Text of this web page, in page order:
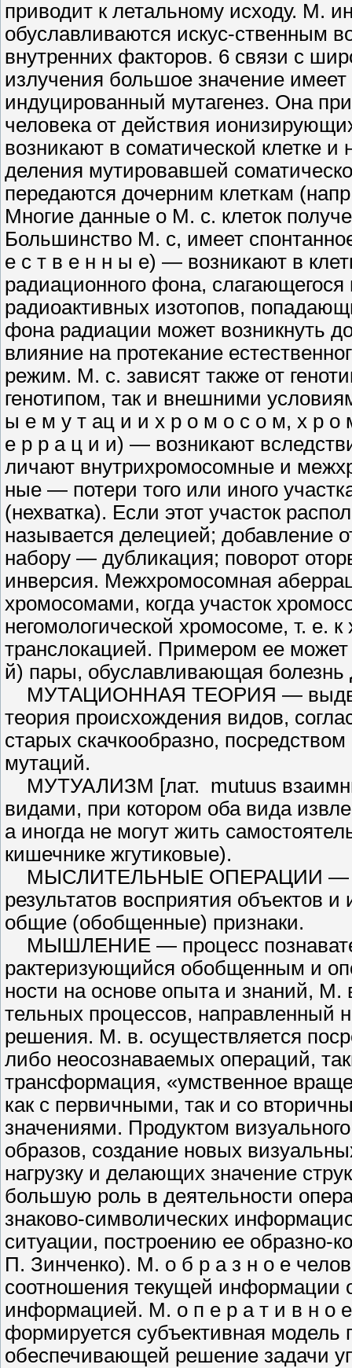
приво­дит к летальному исходу. М.
обуславливаются искус-ственным
внутренних факторов. 6 связи с
излучения большое зна­чение
индуцированный мутаге­нез. Она
человека от действия
возникают в соматической клетке
деления мутировавшей
передаются дочерним клет­кам
Многие данные о М. с. кле­ток
Большинство М. с, имеет
е с т в е н н ы е) — возникают в
радиационного фона,
радиоактивных изотопов,
фона радиации может возни­кнуть
влияние на протекание
режим. М. с. зависят также от
генотипом, так и внешними
ы е м у т а­ц и и х р о м о с о м, х р
е р ­р а ц и и) — возникают
личают внутрихромосомные и
ные — потери того или иного
(нехватка). Если этот участок
называется делецией; добавле­ние
набору — дубликация; пово­рот
инверсия. Межхромосомная
хромосомами, когда участок
негомологической хромосоме, т. е.
транслокацией. Примером ее
й) пары, обуславливающая болезнь
МУТАЦИОННАЯ ТЕОРИЯ —
теория происхождения видов,
старых скачкообразно,
мутаций.
МУТУАЛИЗМ [лат. mutuus
видами, при котором оба вида
а иногда не могут жить
кишечнике жгути­ковые).
МЫСЛИТЕЛЬНЫЕ ОПЕРА­ЦИИ —
результатов восприятия объек­тов
общие (обобщенные) при­знаки.
МЫШЛЕНИЕ — процесс
рактеризующийся обобщенным и
ности на основе опыта и знаний,
тельных процессов, направленный
решения. М. в. осуществляется
либо неосознаваемых операций,
трансформация, «умственное
как с первичными, так и со
значениями. Продуктом
образов, создание новых
нагрузку и делающих значение
большую роль в деятельности
знаково-символических
ситуации, построению ее образ­но-
П. Зинченко). М. о б р а з ­н о е
соотношения текущей ин­формации
информацией. М. о п е р а ­т и в н о е
формируется субъективная мо­дель
обеспечивающей решение задачи